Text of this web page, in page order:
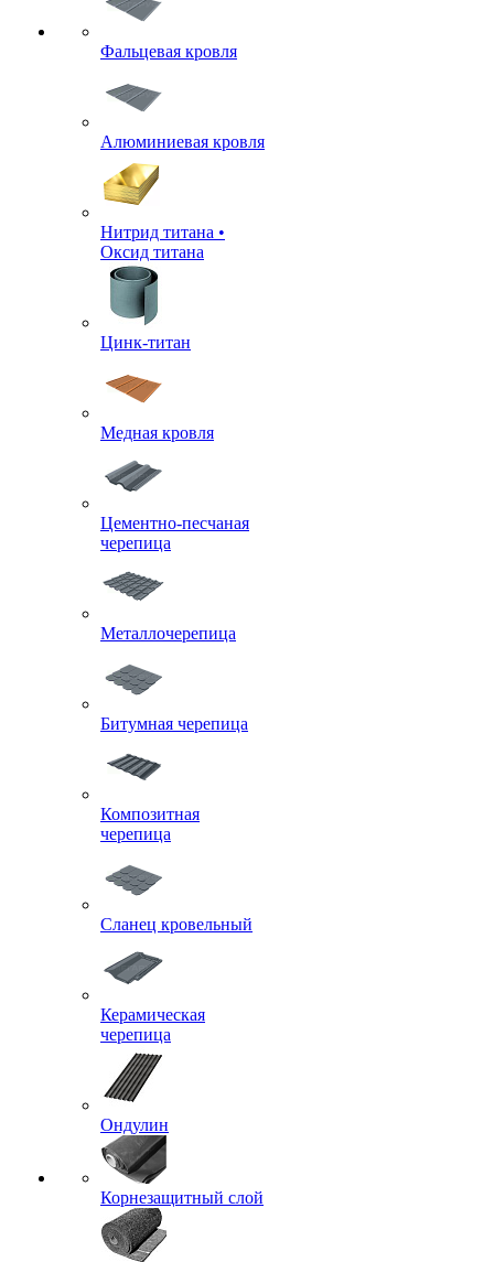
Фальцевая кровля
Алюминиевая кровля
Нитрид титана •
Оксид титана
Цинк-титан
Медная кровля
Цементно-песчаная
черепица
Металлочерепица
Битумная черепица
Композитная
черепица
Сланец кровельный
Керамическая
черепица
Ондулин
Корнезащитный слой